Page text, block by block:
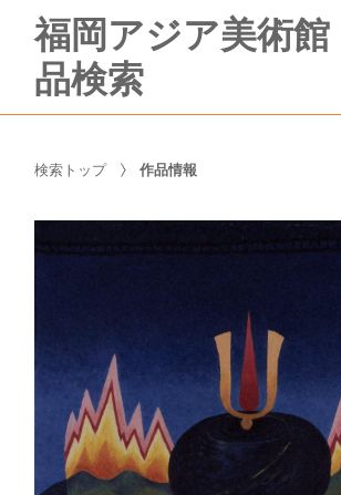
福岡アジア美術
品検索
検索トップ 作品情報